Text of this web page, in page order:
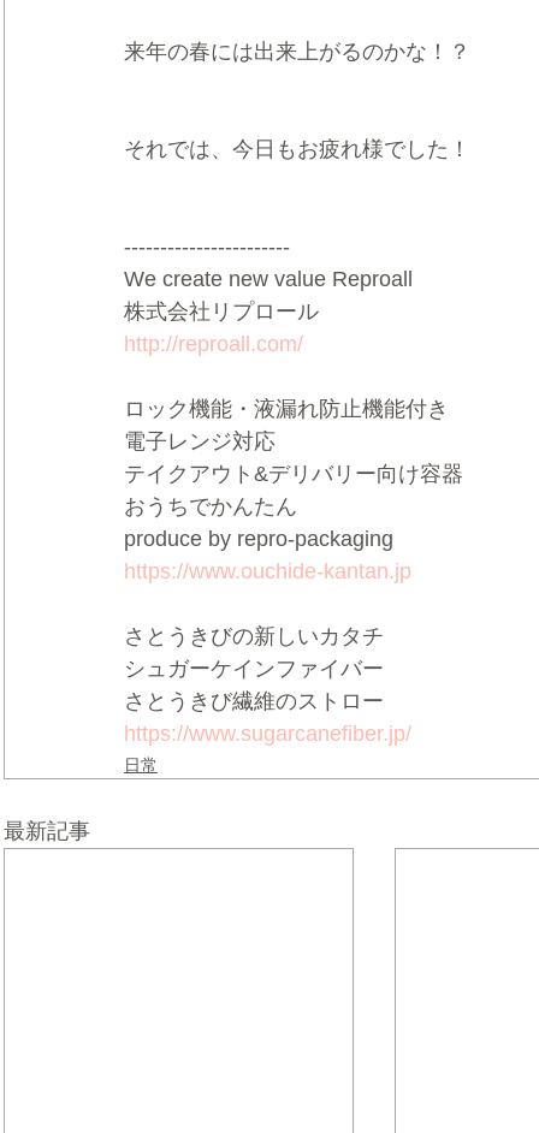
来年の春には出来上がるのかな！？
それでは、今日もお疲れ様でした！
-----------------------
We create new value Reproall
株式会社リプロール
http://reproall.com/
ロック機能・液漏れ防止機能付き
電子レンジ対応
テイクアウト&デリバリー向け容器
おうちでかんたん
produce by repro-packaging
https://www.ouchide-kantan.jp
さとうきびの新しいカタチ
シュガーケインファイバー
さとうきび繊維のストロー
https://www.sugarcanefiber.jp/
日常
最新記事